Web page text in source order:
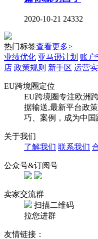
2020-10-21 24332
热门标签查看更多>
业绩优化 亚马逊计划 账户
店 政策规则 新手区 运营
EU跨境圈定位
EU跨境圈专注欧洲
据输送,最新平台政
巧、案例，成为中国
关于我们
了解我们 联系我们
公众号&订阅号
卖家交流群
扫描二维码
拉您进群
友情链接：